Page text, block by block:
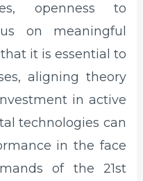
openness to
on meaningful
it is essential to
aligning theory
in active
technologies can
in the face
of the 21st